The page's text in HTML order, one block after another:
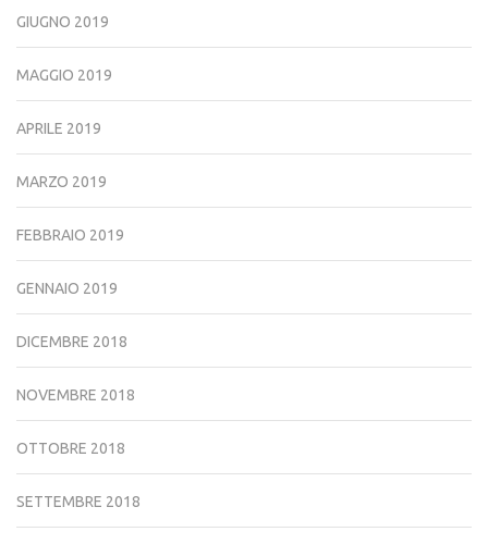
GIUGNO 2019
MAGGIO 2019
APRILE 2019
MARZO 2019
FEBBRAIO 2019
GENNAIO 2019
DICEMBRE 2018
NOVEMBRE 2018
OTTOBRE 2018
SETTEMBRE 2018